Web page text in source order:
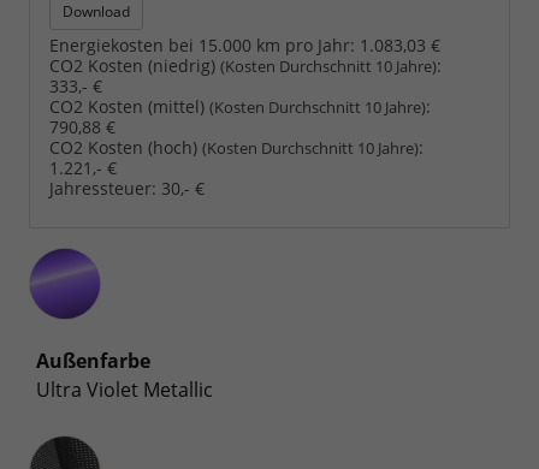
Download
Energiekosten bei 15.000 km pro Jahr: 1.083,03 €
CO2 Kosten (niedrig) (Kosten Durchschnitt 10 Jahre):
333,- €
CO2 Kosten (mittel) (Kosten Durchschnitt 10 Jahre):
790,88 €
CO2 Kosten (hoch) (Kosten Durchschnitt 10 Jahre):
1.221,- €
Jahressteuer: 30,- €
Außenfarbe
Ultra Violet Metallic
Innenausstattung